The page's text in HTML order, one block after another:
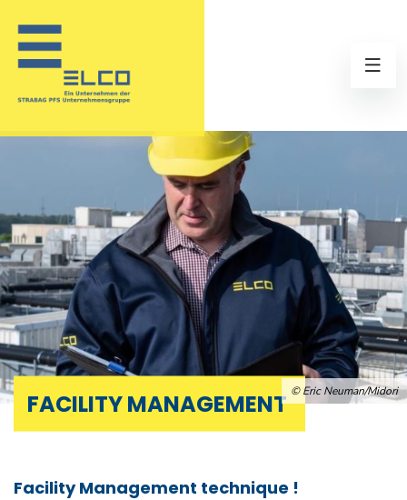
© Eric Neuman/Midori
FACILITY MANAGEMENT
Facility Management technique !